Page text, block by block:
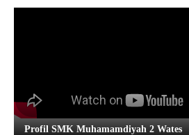
Profil SMK Muhamamdiyah 2 Wates